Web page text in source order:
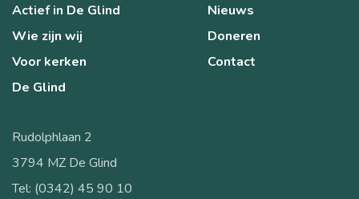
Actief in De Glind
Wie zijn wij
Voor kerken
De Glind
Nieuws
Doneren
Contact
Rudolphlaan 2
3794 MZ De Glind
Tel: (0342) 45 90 10